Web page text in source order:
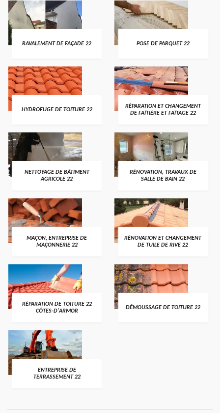
RAVALEMENT DE FAÇADE 22 POSE DE PARQUET 22
HYDROFUGE DE TOITURE 22
RÉPARATION ET CHANGEMENT
DE FAÎTIÈRE ET FAÎTAGE 22
NETTOYAGE DE BÂTIMENT
AGRICOLE 22
RÉNOVATION, TRAVAUX DE
SALLE DE BAIN 22
MAÇON, ENTREPRISE DE
MAÇONNERIE 22
RÉNOVATION ET CHANGEMENT
DE TUILE DE RIVE 22
RÉPARATION DE TOITURE 22
CÔTES-D'ARMOR
DÉMOUSSAGE DE TOITURE 22
ENTREPRISE DE
TERRASSEMENT 22